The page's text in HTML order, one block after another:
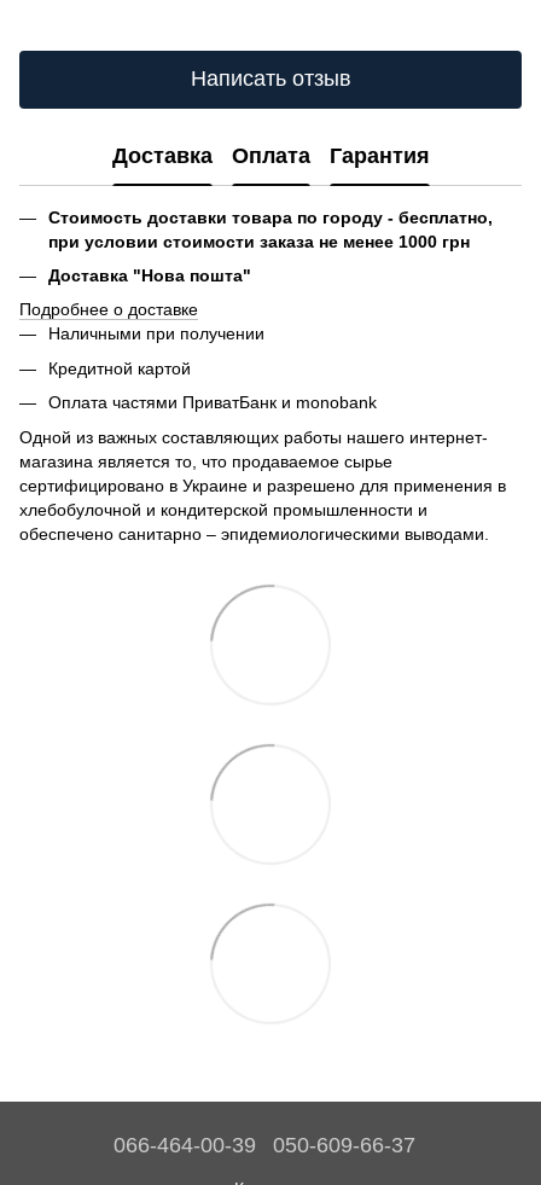
Написать отзыв
Доставка Оплата Гарантия
Стоимость доставки товара по городу - бесплатно,
при условии стоимости заказа не менее 1000 грн
Доставка "Нова пошта"
Подробнее о доставке
Наличными при получении
Кредитной картой
Оплата частями ПриватБанк и monobank
Одной из важных составляющих работы нашего интернет-
магазина является то, что продаваемое сырье
сертифицировано в Украине и разрешено для применения в
хлебобулочной и кондитерской промышленности и
обеспечено санитарно – эпидемиологическими выводами.
066-464-00-39 050-609-66-37